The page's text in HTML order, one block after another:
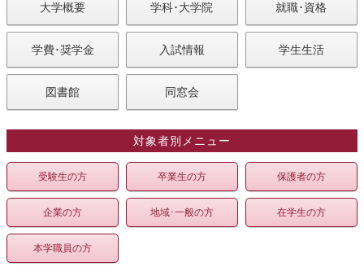
大学概要 学科･大学院 就職･資格
学費･奨学金 入試情報 学生生活
図書館 同窓会
対象者別メニュー
受験生の方 卒業生の方 保護者の方
企業の方 地域･一般の方 在学生の方
本学職員の方